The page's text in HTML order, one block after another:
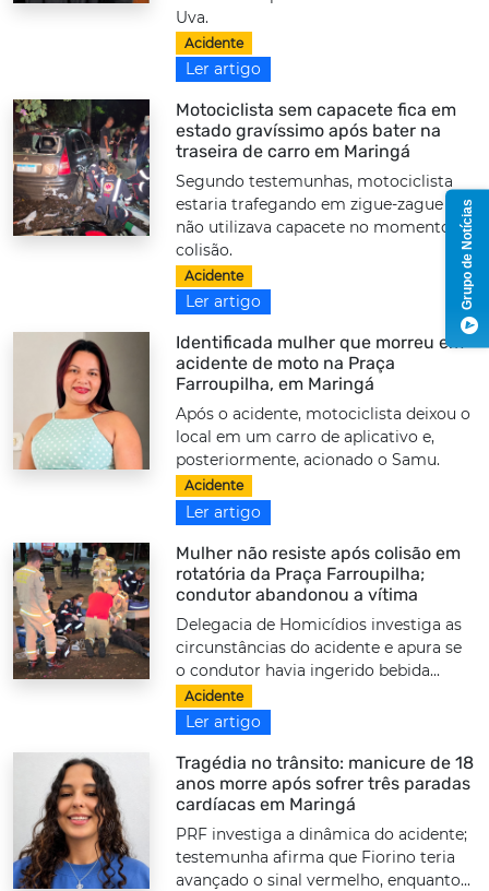
Uva.
Acidente
Ler artigo
Motociclista sem capacete fica em
estado gravíssimo após bater na
traseira de carro em Maringá
Segundo testemunhas, motociclista
estaria trafegando em zigue-zague e
não utilizava capacete no momento da
colisão.
Acidente
Ler artigo
Identificada mulher que morreu em
acidente de moto na Praça
Farroupilha, em Maringá
Após o acidente, motociclista deixou o
local em um carro de aplicativo e,
posteriormente, acionado o Samu.
Acidente
Ler artigo
Mulher não resiste após colisão em
rotatória da Praça Farroupilha;
condutor abandonou a vítima
Delegacia de Homicídios investiga as
circunstâncias do acidente e apura se
o condutor havia ingerido bebida...
Acidente
Ler artigo
Tragédia no trânsito: manicure de 18
anos morre após sofrer três paradas
cardíacas em Maringá
PRF investiga a dinâmica do acidente;
testemunha afirma que Fiorino teria
avançado o sinal vermelho, enquanto...
Grupo de Notícias